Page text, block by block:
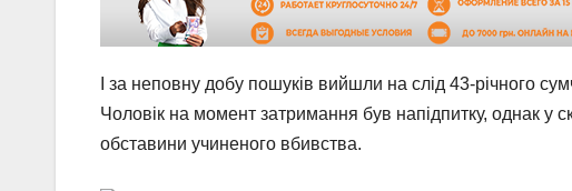
І за неповну добу пошуків вийшли на слід 43-річного
Чоловік на момент затримання був напідпитку, однак у
обставини учиненого вбивства.